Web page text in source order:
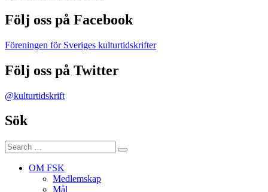
Följ oss på Facebook
Föreningen för Sveriges kulturtidskrifter
Följ oss på Twitter
@kulturtidskrift
Sök
Search
for:
Search
OM FSK
Medlemskap
Mål